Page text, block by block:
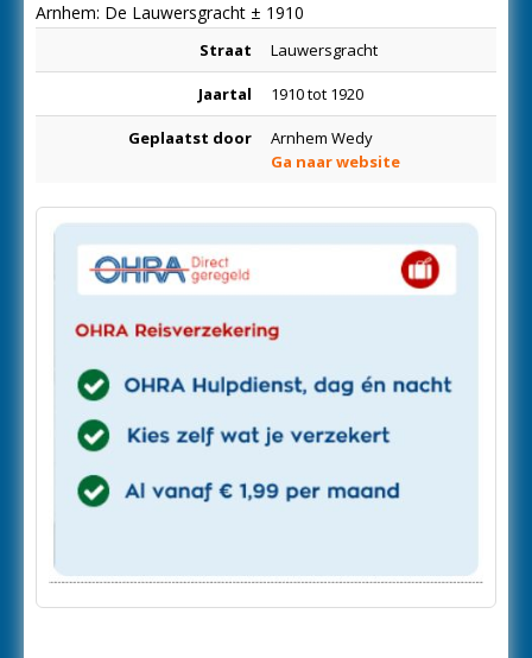
Arnhem: De Lauwersgracht ± 1910
Straat Lauwersgracht
Jaartal 1910 tot 1920
Geplaatst door
Arnhem Wedy
Ga naar website